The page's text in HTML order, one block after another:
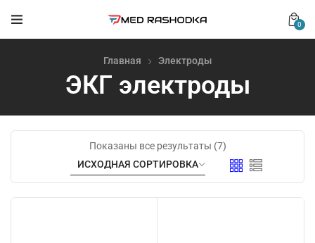
0
Главная Электроды
ЭКГ электроды
Показаны все результаты (7)